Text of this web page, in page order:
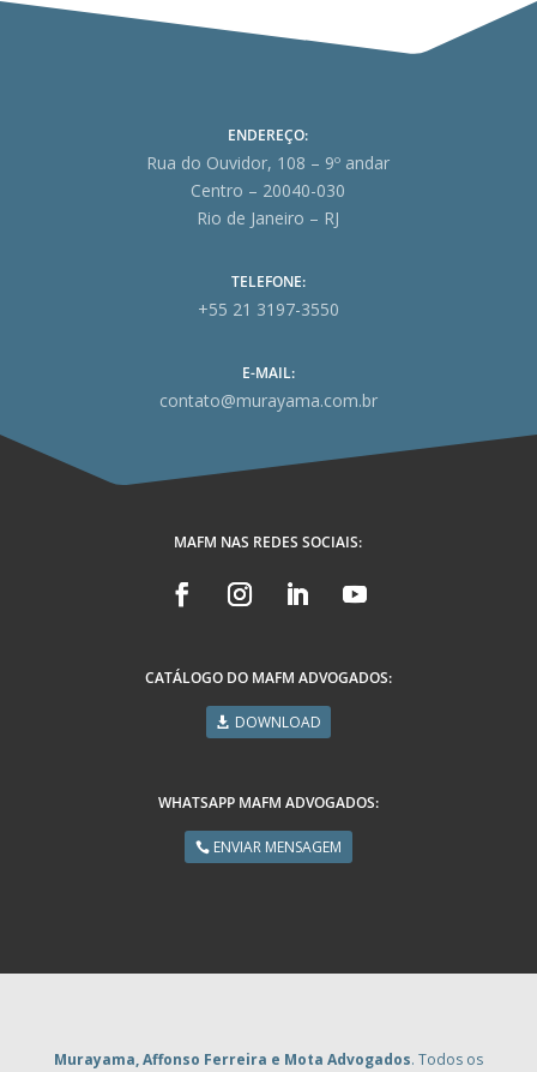
ENDEREÇO:
Rua do Ouvidor, 108 – 9º andar
Centro – 20040-030
Rio de Janeiro – RJ
TELEFONE:
+55 21 3197-3550
E-MAIL:
contato@murayama.com.br
MAFM NAS REDES SOCIAIS:
CATÁLOGO DO MAFM ADVOGADOS:
DOWNLOAD
WHATSAPP MAFM ADVOGADOS:
ENVIAR MENSAGEM
Murayama, Affonso Ferreira e Mota Advogados. Todos os